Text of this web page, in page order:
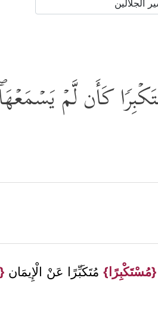
كَأَن لَّمۡ
{مُسْتَكْبِرًا} مُتَكَبِّرًا عَنْ الْإِيمَان